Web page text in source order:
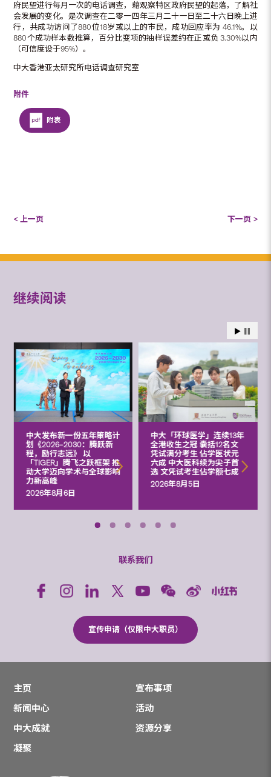
府民望进行每月一次的电话调查，藉观察特区政府民望的起落，了解社
会发展的变化。是次调查在二零一四年三月二十一日至二十六日晚上进
行，共成功访问了880位18岁或以上的市民，成功回应率为 46.1%。以
880个成功样本数推算，百分比变项的抽样误差约在正或负 3.30%以内
（可信度设于95%）。
中大香港亚太研究所电话调查研究室
附件
附表
< 上一页 下一页 >
继续阅读
中大发布新一份五年策略计
划《2026‒2030：腾跃新
程，励行志远》 以
「TIGER」腾飞之跃框架 推
动大学迈向学术与全球影响
力新高峰
2026年8月6日
中大「环球医学」连续13年
全港收生之冠 囊括12名文
凭试满分考生 佔学医状元
六成 中大医科续为尖子首
选 文凭试考生佔学额七成
2026年8月5日
联系我们
宣传申请（仅限中大职员）
主页
宣布事项
新闻中心
活动
中大成就
资源分享
凝聚